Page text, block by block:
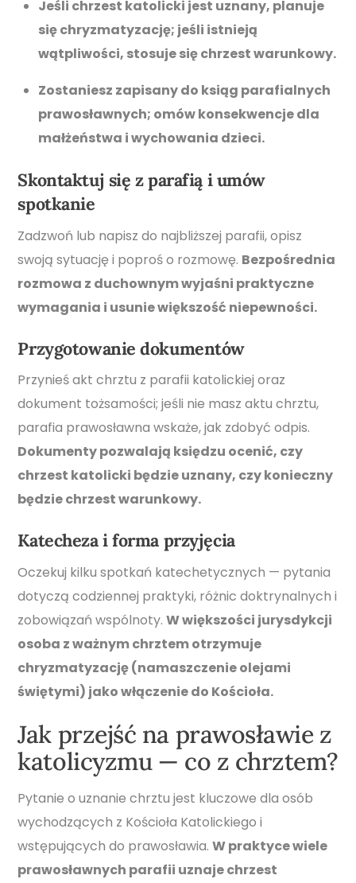
Jeśli chrzest katolicki jest uznany, planuje
się chryzmatyzację; jeśli istnieją
wątpliwości, stosuje się chrzest warunkowy.
Zostaniesz zapisany do ksiąg parafialnych
prawosławnych; omów konsekwencje dla
małżeństwa i wychowania dzieci.
Skontaktuj się z parafią i umów
spotkanie
Zadzwoń lub napisz do najbliższej parafii, opisz
swoją sytuację i poproś o rozmowę. Bezpośrednia
rozmowa z duchownym wyjaśni praktyczne
wymagania i usunie większość niepewności.
Przygotowanie dokumentów
Przynieś akt chrztu z parafii katolickiej oraz
dokument tożsamości; jeśli nie masz aktu chrztu,
parafia prawosławna wskaże, jak zdobyć odpis.
Dokumenty pozwalają księdzu ocenić, czy
chrzest katolicki będzie uznany, czy konieczny
będzie chrzest warunkowy.
Katecheza i forma przyjęcia
Oczekuj kilku spotkań katechetycznych — pytania
dotyczą codziennej praktyki, różnic doktrynalnych i
zobowiązań wspólnoty.W większości jurysdykcji
osoba z ważnym chrztem otrzymuje
chryzmatyzację (namaszczenie olejami
świętymi) jako włączenie do Kościoła.
Jak przejść na prawosławie z
katolicyzmu — co z chrztem?
Pytanie o uznanie chrztu jest kluczowe dla osób
wychodzących z Kościoła Katolickiego i
wstępujących do prawosławia.W praktyce wiele
prawosławnych parafii uznaje chrzest